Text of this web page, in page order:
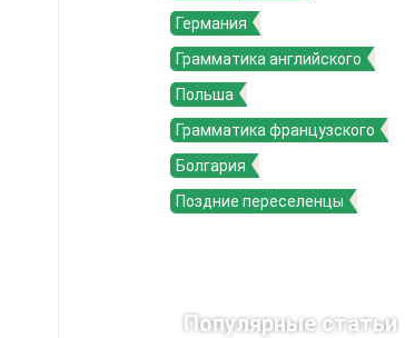
Германия
Грамматика английского
Польша
Грамматика французского
Болгария
Поздние переселенцы
Популярные статьи